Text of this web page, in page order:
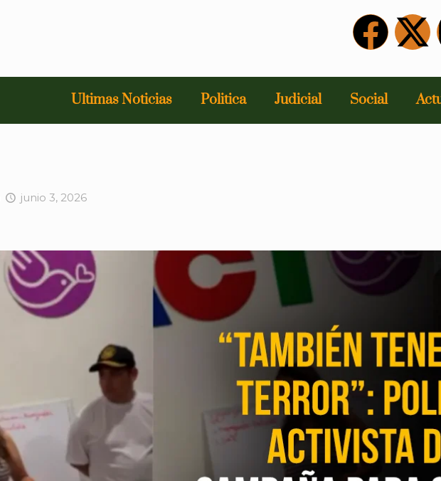
Ultimas Noticias Politica Judicial Social
junio 3, 2026